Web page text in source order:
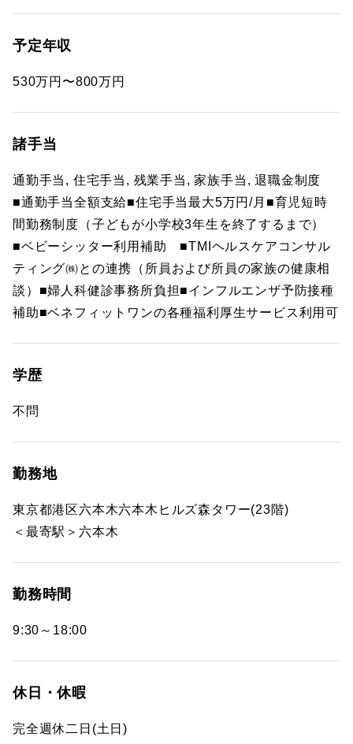
予定年収
530万円〜800万円
諸手当
通勤手当, 住宅手当, 残業手当, 家族手当, 退職金制度
■通勤手当全額支給■住宅手当最大5万円/月■育児短時
間勤務制度（子どもが小学校3年生を終了するまで）
■ベビーシッター利用補助 ■TMIヘルスケアコンサル
ティング㈱との連携（所員および所員の家族の健康相
談）■婦人科健診事務所負担■インフルエンザ予防接種
補助■ベネフィットワンの各種福利厚生サービス利用可
学歴
不問
勤務地
東京都港区六本木六本木ヒルズ森タワー(23階)
＜最寄駅＞六本木
勤務時間
9:30～18:00
休日・休暇
完全週休二日(土日)